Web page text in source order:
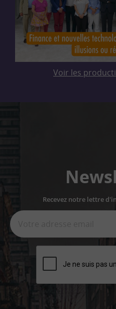
Voir les
Recevez notre lettre